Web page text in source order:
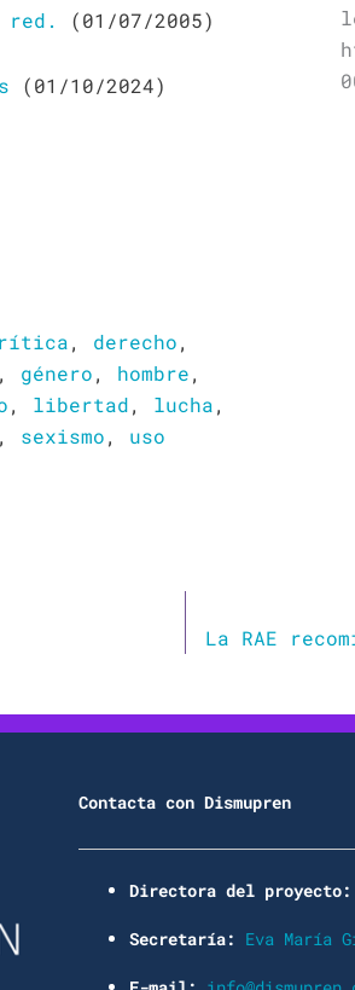
red.
(01/07/2005)
(01/10/2024)
, derecho,
, género, hombre,
, libertad, lucha,
, sexismo, uso
Contacta con Dismupren
Directora del proyecto:
Secretaría: Eva María